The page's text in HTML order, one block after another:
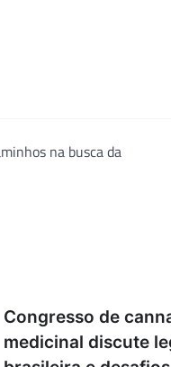
na busca da
Congresso de
medicinal discute